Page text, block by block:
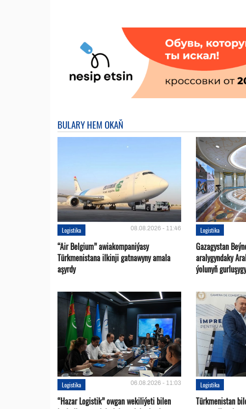
BULARY HEM OKAŇ
Logistika 08.08.2026 - 11:46
“Air Belgium” awiakompaniýasy
Türkmenistana ilkinji gatnawyny amala
aşyrdy
Logistika
Gazagystan
aralygyndaky
ýolunyň
Logistika 06.08.2026 - 11:03
“Hazar Logistik” owgan wekiliýeti bilen
Logistika
Türkmenistan